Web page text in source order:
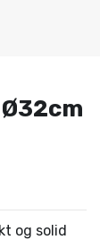
og solid